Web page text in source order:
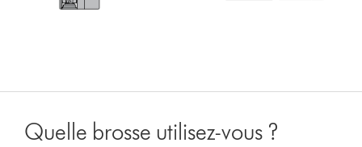
Quelle brosse utilisez-vous ?